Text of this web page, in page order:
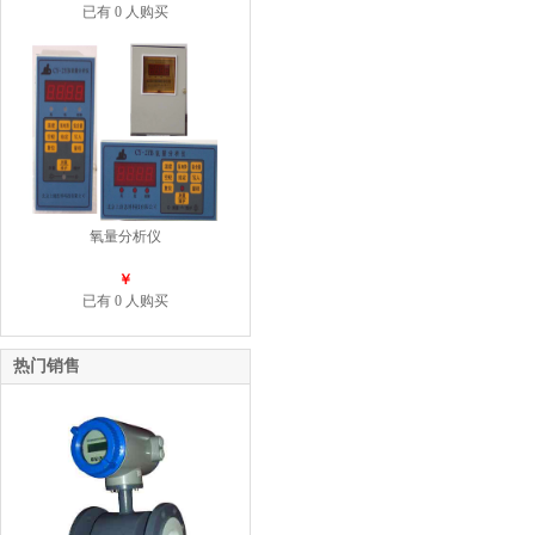
已有 0 人购买
氧量分析仪
￥
已有 0 人购买
热门销售